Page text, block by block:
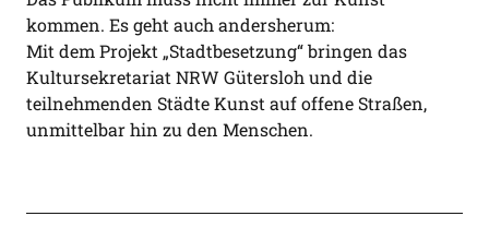
kommen. Es geht auch andersherum:
Mit dem Projekt „Stadtbesetzung“ bringen das
Kultursekretariat NRW Gütersloh und die
teilnehmenden Städte Kunst auf offene Straßen,
unmittelbar hin zu den Menschen.